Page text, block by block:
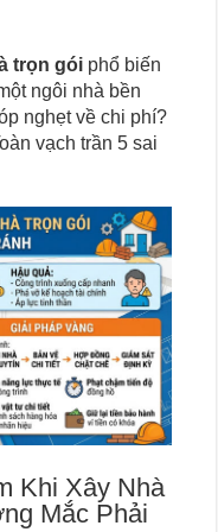
trọn gói phổ biến
ngôi nhà bền
nghẹt về chi phí?
vạch trần 5 sai
Khi Xây Nhà
Mắc Phải